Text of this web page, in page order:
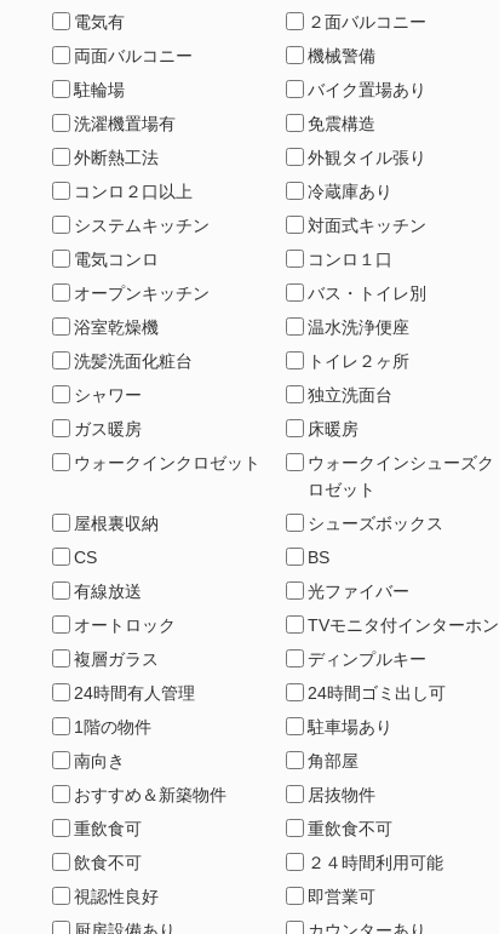
電気有
２面バルコニー
両面バルコニー
機械警備
駐輪場
バイク置場あり
洗濯機置場有
免震構造
外断熱工法
外観タイル張り
コンロ２口以上
冷蔵庫あり
システムキッチン
対面式キッチン
電気コンロ
コンロ１口
オープンキッチン
バス・トイレ別
浴室乾燥機
温水洗浄便座
洗髪洗面化粧台
トイレ２ヶ所
シャワー
独立洗面台
ガス暖房
床暖房
ウォークインクロゼット
ウォークインシューズク
ロゼット
屋根裏収納
シューズボックス
CS
BS
有線放送
光ファイバー
オートロック
TVモニタ付インターホン
複層ガラス
ディンプルキー
24時間有人管理
24時間ゴミ出し可
1階の物件
駐車場あり
南向き
角部屋
おすすめ＆新築物件
居抜物件
重飲食可
重飲食不可
飲食不可
２４時間利用可能
視認性良好
即営業可